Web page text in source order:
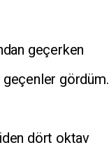
geçerken
geçenler gördüm.
dört oktav